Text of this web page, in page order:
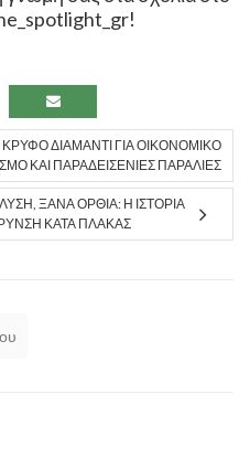
!
ΔΙΑΜΆΝΤΙ ΓΙΑ ΟΙΚΟΝΟΜΙΚΌ
ΚΑΙ ΠΑΡΑΔΕΙΣΈΝΙΕΣ ΠΑΡΑΛΊΕΣ
ΞΑΝΆ ΌΡΘΙΑ: Η ΙΣΤΟΡΊΑ
ΚΑΤΆ ΠΛΆΚΑΣ